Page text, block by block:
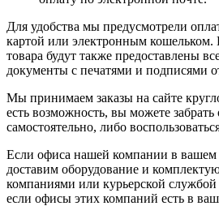
Для удобства мы предусмотрели
картой или электронным кошельком.
товара будут также предоставлены
документы с печатями и подписями
Мы принимаем заказы на сайте
есть возможность, вы можете забрать
самостоятельно, либо
Если офиса нашей компании в вашем
доставим оборудование и
компаниями или курьерской
если офисы этих компаний есть в